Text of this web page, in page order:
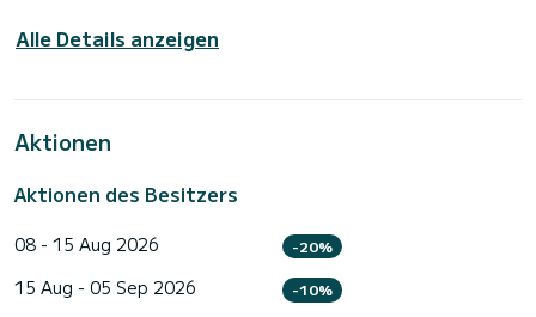
Alle Details anzeigen
Aktionen
Aktionen des Besitzers
08 - 15 Aug 2026 -20%
15 Aug - 05 Sep 2026 -10%